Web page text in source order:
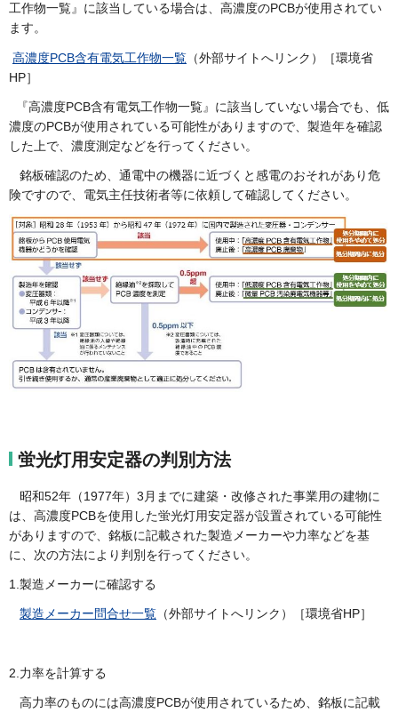
工作物一覧』に該当している場合は、高濃度のPCBが使用されてい
ます。
高濃度PCB含有電気工作物一覧 （外部サイトへリンク）［環境省
HP］
『高濃度PCB含有電気工作物一覧』に該当していない場合でも、低
濃度のPCBが使用されている可能性がありますので、製造年を確認
した上で、濃度測定などを行ってください。
銘板確認のため、通電中の機器に近づくと感電のおそれがあり危
険ですので、電気主任技術者等に依頼して確認してください。
蛍光灯用安定器の判別方法
昭和52年（1977年）3月までに建築・改修された事業用の建物に
は、高濃度PCBを使用した蛍光灯用安定器が設置されている可能性
がありますので、銘板に記載された製造メーカーや力率などを基
に、次の方法により判別を行ってください。
1.製造メーカーに確認する
製造メーカー問合せ一覧 （外部サイトへリンク）［環境省HP］
2.力率を計算する
高力率のものには高濃度PCBが使用されているため、銘板に記載